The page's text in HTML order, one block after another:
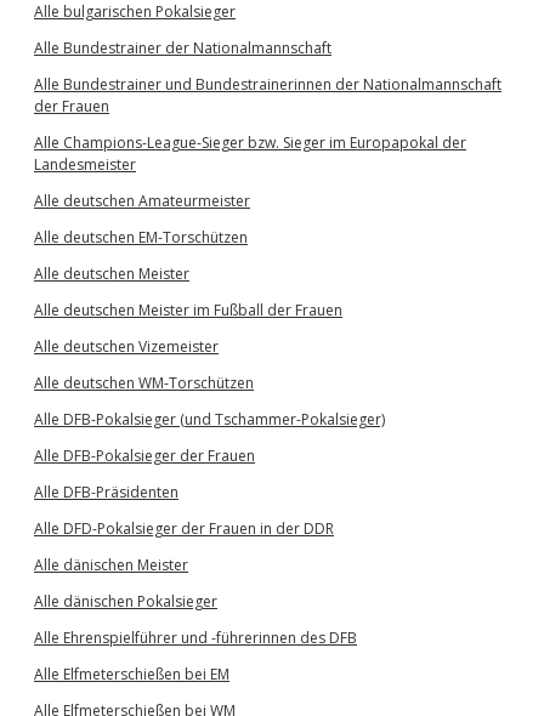
Alle bulgarischen Pokalsieger
Alle Bundestrainer der Nationalmannschaft
Alle Bundestrainer und Bundestrainerinnen der Nationalmannschaft
der Frauen
Alle Champions-League-Sieger bzw. Sieger im Europapokal der
Landesmeister
Alle deutschen Amateurmeister
Alle deutschen EM-Torschützen
Alle deutschen Meister
Alle deutschen Meister im Fußball der Frauen
Alle deutschen Vizemeister
Alle deutschen WM-Torschützen
Alle DFB-Pokalsieger (und Tschammer-Pokalsieger)
Alle DFB-Pokalsieger der Frauen
Alle DFB-Präsidenten
Alle DFD-Pokalsieger der Frauen in der DDR
Alle dänischen Meister
Alle dänischen Pokalsieger
Alle Ehrenspielführer und -führerinnen des DFB
Alle Elfmeterschießen bei EM
Alle Elfmeterschießen bei WM